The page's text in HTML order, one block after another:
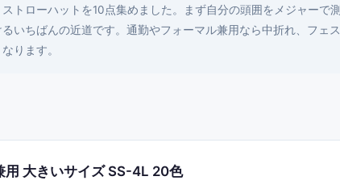
トローハットを10点集めました。まず自分の頭囲をメジャーで測
いちばんの近道です。通勤やフォーマル兼用なら中折れ、フェス
ります。
用 大きいサイズ SS-4L 20色